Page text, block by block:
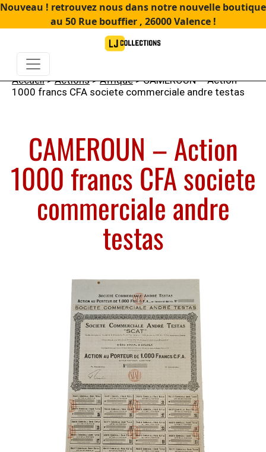
Nouveau ! retrouvez nous dans notre nouvelle boutique
au 50 Rue bouffier , 26000 Valence !
Accueil>Actions>Afrique> CAMEROUN – Action
1000 francs CFA societe commerciale andre testas
CAMEROUN – Action
1000 francs CFA societe
commerciale andre
testas